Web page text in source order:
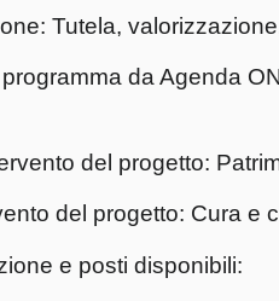
Tutela,
da Agenda
del progetto:
del progetto: Cura e
e posti disponibili: